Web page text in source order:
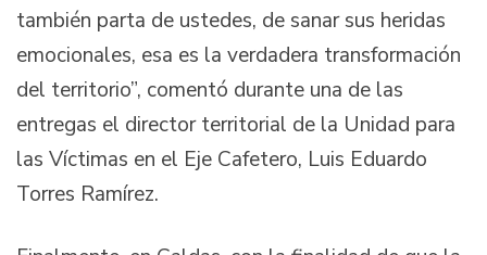
también parta de ustedes, de sanar sus heridas
emocionales, esa es la verdadera transformación
del territorio”, comentó durante una de las
entregas el director territorial de la Unidad para
las Víctimas en el Eje Cafetero, Luis Eduardo
Torres Ramírez.